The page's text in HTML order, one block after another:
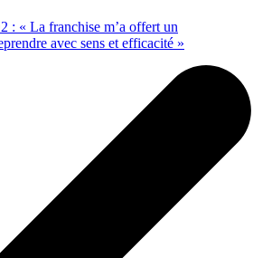
: « La franchise m’a offert un
avec sens et efficacité »